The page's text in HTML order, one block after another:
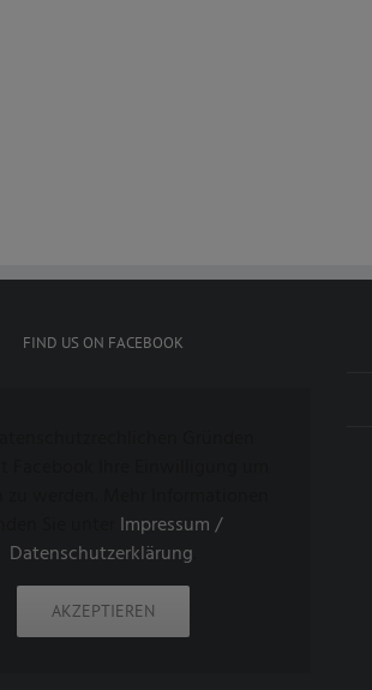
FIND US ON FACEBOOK
Impressum /
Datenschutzerklärung
AKZEPTIEREN